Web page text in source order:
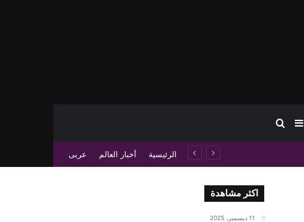
إضافة عمود جانبي
بحث عن
الرئيسية أخبار العالم عربى
اكثر مشاهدة
11 ديسمبر، 2025